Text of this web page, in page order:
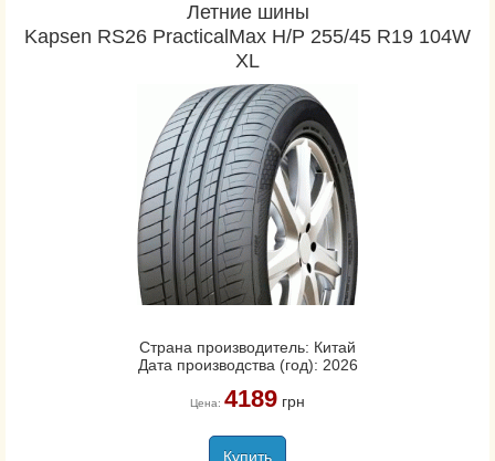
Летние шины
Kapsen RS26 PracticalMax H/P 255/45 R19 104W
XL
Страна производитель: Китай
Дата производства (год): 2026
Цена: 4189грн
Купить